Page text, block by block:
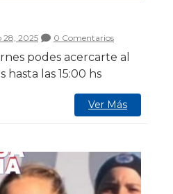
28, 2025 0 Comentarios
podes acercarte al
hasta las 15:00 hs
Ver Más